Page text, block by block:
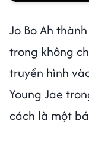
Jo Bo Ah
trong không
truyền hình
Young Jae
cách là một